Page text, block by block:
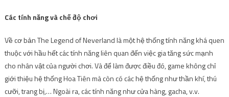
Các tính năng và chế độ chơi
Về cơ bản The Legend of Neverland là một hệ thống tính năng khá quen
thuộc với hầu hết các tính năng liên quan đến việc gia tăng sức mạnh
cho nhân vật của người chơi. Và để làm được điều đó, game không chỉ
giới thiệu hệ thống Hoa Tiên mà còn có các hệ thống như thần khí, thú
cưỡi, trang bị,… Ngoài ra, các tính năng như cửa hàng, gacha, v.v.